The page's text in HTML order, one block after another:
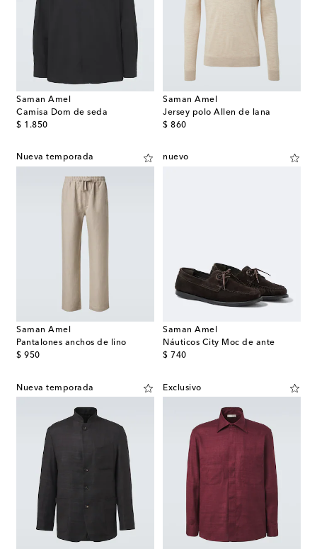
Saman Amel
Camisa Dom de seda
$ 1.850
original price
Saman Amel
Jersey polo Allen de lana
$ 860
original price
Nueva temporada
Saman Amel
Pantalones anchos de lino
$ 950
original price
nuevo
Saman Amel
Náuticos City Moc de ante
$ 740
original price
Nueva temporada Exclusivo